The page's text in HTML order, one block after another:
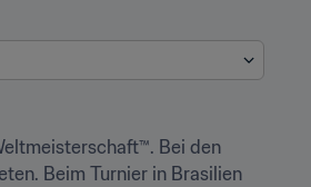
Bei den
Beim Turnier in Brasilien